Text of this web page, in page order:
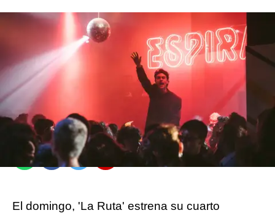
Madrid
Publicado: 23 de noviembre de 2022, 14:47
WhatsappFacebookTwitter
El domingo, 'La Ruta' estrena su cuarto